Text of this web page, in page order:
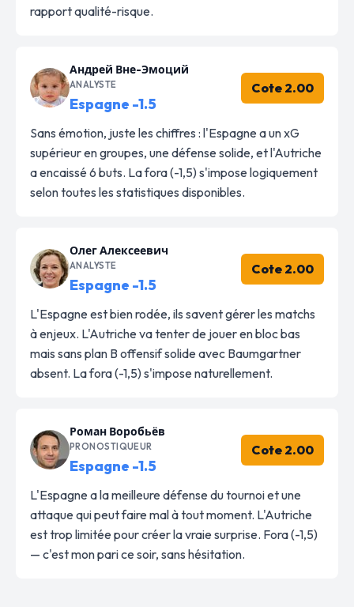
rapport qualité-risque.
Андрей Вне-Эмоций
ANALYSTE
Espagne -1.5
Cote 2.00
Sans émotion, juste les chiffres : l'Espagne a un xG
supérieur en groupes, une défense solide, et l'Autriche
a encaissé 6 buts. La fora (-1,5) s'impose logiquement
selon toutes les statistiques disponibles.
Олег Алексеевич
ANALYSTE
Espagne -1.5
Cote 2.00
L'Espagne est bien rodée, ils savent gérer les matchs
à enjeux. L'Autriche va tenter de jouer en bloc bas
mais sans plan B offensif solide avec Baumgartner
absent. La fora (-1,5) s'impose naturellement.
Роман Воробьёв
PRONOSTIQUEUR
Espagne -1.5
Cote 2.00
L'Espagne a la meilleure défense du tournoi et une
attaque qui peut faire mal à tout moment. L'Autriche
est trop limitée pour créer la vraie surprise. Fora (-1,5)
— c'est mon pari ce soir, sans hésitation.